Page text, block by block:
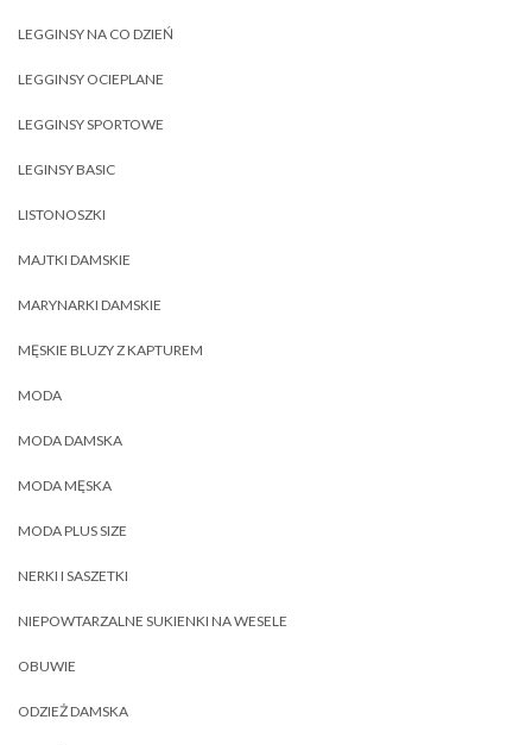
LEGGINSY NA CO DZIEŃ
LEGGINSY OCIEPLANE
LEGGINSY SPORTOWE
LEGINSY BASIC
LISTONOSZKI
MAJTKI DAMSKIE
MARYNARKI DAMSKIE
MĘSKIE BLUZY Z KAPTUREM
MODA
MODA DAMSKA
MODA MĘSKA
MODA PLUS SIZE
NERKI I SASZETKI
NIEPOWTARZALNE SUKIENKI NA WESELE
OBUWIE
ODZIEŻ DAMSKA